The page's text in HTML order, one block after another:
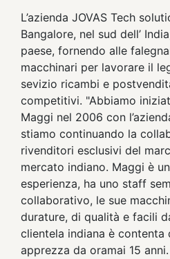
L’azienda JOVAS Tech
Bangalore, nel sud dell’
paese, fornendo alle
macchinari per lavorare il
sevizio ricambi e
competitivi. "Abbiamo
Maggi nel 2006 con
stiamo continuando la
rivenditori esclusivi del
mercato indiano. Maggi è
esperienza, ha uno staff
collaborativo, le sue
durature, di qualità e facili
clientela indiana è contenta
apprezza da oramai 15